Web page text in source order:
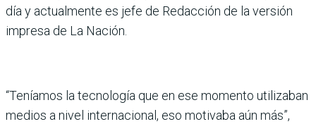
día y actualmente es jefe de Redacción de la versión
impresa de La Nación.
“Teníamos la tecnología que en ese momento utilizaban
medios a nivel internacional, eso motivaba aún más”,